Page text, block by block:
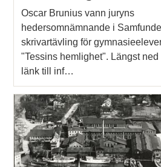
Oscar Brunius vann juryns
hedersomnämnande i
skrivartävling för
"Tessins hemlighet". Längst
länk till inf…